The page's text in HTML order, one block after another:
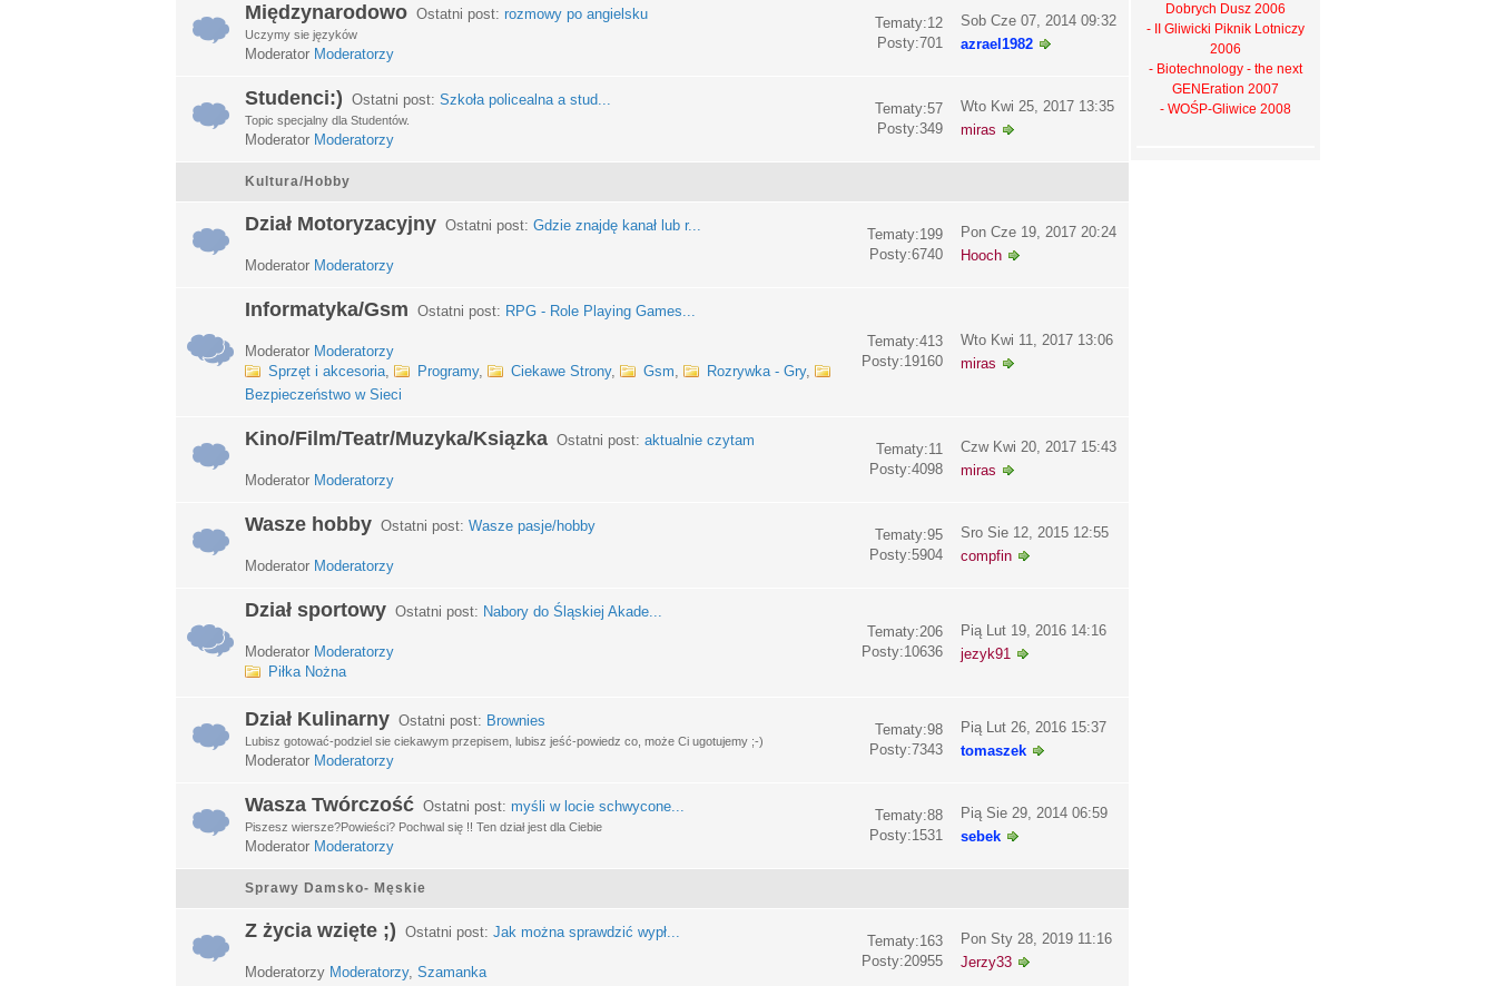
Międzynarodowo Ostatni post: rozmowy po angielsku
Uczymy sie języków
Moderator Moderatorzy
Tematy:12
Posty:701
Sob Cze 07, 2014 09:32
azrael1982
Studenci:) Ostatni post: Szkoła policealna a stud...
Topic specjalny dla Studentów.
Moderator Moderatorzy
Tematy:57
Posty:349
Wto Kwi 25, 2017 13:35
miras
Kultura/Hobby
Dział Motoryzacyjny Ostatni post: Gdzie znajdę kanał lub r...
Moderator Moderatorzy
Tematy:199
Posty:6740
Pon Cze 19, 2017 20:24
Hooch
Informatyka/Gsm Ostatni post: RPG - Role Playing Games...
Moderator Moderatorzy
Sprzęt i akcesoria, Programy, Ciekawe Strony, Gsm, Rozrywka - Gry,
Bezpieczeństwo w Sieci
Tematy:413
Posty:19160
Wto Kwi 11, 2017 13:06
miras
Kino/Film/Teatr/Muzyka/Ksiązka Ostatni post: aktualnie czytam
Moderator Moderatorzy
Tematy:11
Posty:4098
Czw Kwi 20, 2017 15:43
miras
Wasze hobby Ostatni post: Wasze pasje/hobby
Moderator Moderatorzy
Tematy:95
Posty:5904
Sro Sie 12, 2015 12:55
compfin
Dział sportowy Ostatni post: Nabory do Śląskiej Akade...
Moderator Moderatorzy
Piłka Nożna
Tematy:206
Posty:10636
Pią Lut 19, 2016 14:16
jezyk91
Dział Kulinarny Ostatni post: Brownies
Lubisz gotować-podziel sie ciekawym przepisem, lubisz jeść-powiedz co, może Ci ugotujemy ;-)
Moderator Moderatorzy
Tematy:98
Posty:7343
Pią Lut 26, 2016 15:37
tomaszek
Wasza Twórczość Ostatni post: myśli w locie schwycone...
Piszesz wiersze?Powieści? Pochwal się !! Ten dział jest dla Ciebie
Moderator Moderatorzy
Tematy:88
Posty:1531
Pią Sie 29, 2014 06:59
sebek
Sprawy Damsko- Męskie
Z życia wzięte ;) Ostatni post: Jak można sprawdzić wypł...
Moderatorzy Moderatorzy, Szamanka
Tematy:163
Posty:20955
Pon Sty 28, 2019 11:16
Jerzy33
Dobrych Dusz 2006
- II Gliwicki Piknik Lotniczy
2006
- Biotechnology - the next
GENEration 2007
- WOŚP-Gliwice 2008